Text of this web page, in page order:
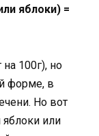
яблоки) =
100г), но
форме, в
Но вот
яблоки или